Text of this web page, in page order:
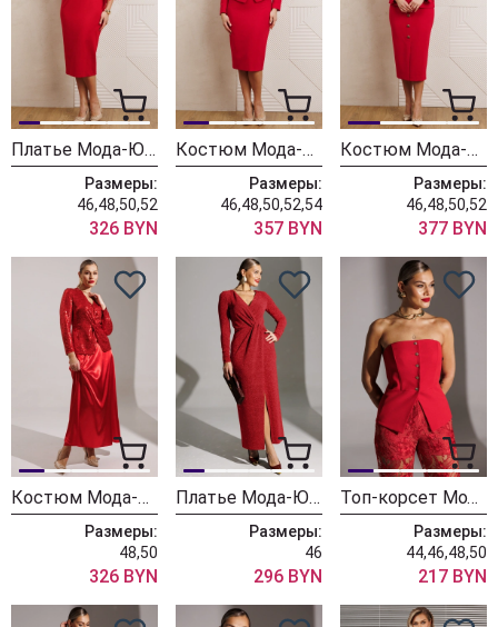
Платье Мода-Юрс 26-2957 красный
Размеры:
46,48,50,52
326 BYN
Костюм Мода-Юрс 26-2958 красный
Размеры:
46,48,50,52,54
357 BYN
Костюм Мода-Юрс 25-2935 красный
Размеры:
46,48,50,52
377 BYN
Костюм Мода-Юрс 25-2881 красный
Размеры:
48,50
326 BYN
Платье Мода-Юрс 25-2879 красный
Размеры:
46
296 BYN
Топ-корсет Мода-Юрс 25-2952 красный
Размеры:
44,46,48,50
217 BYN